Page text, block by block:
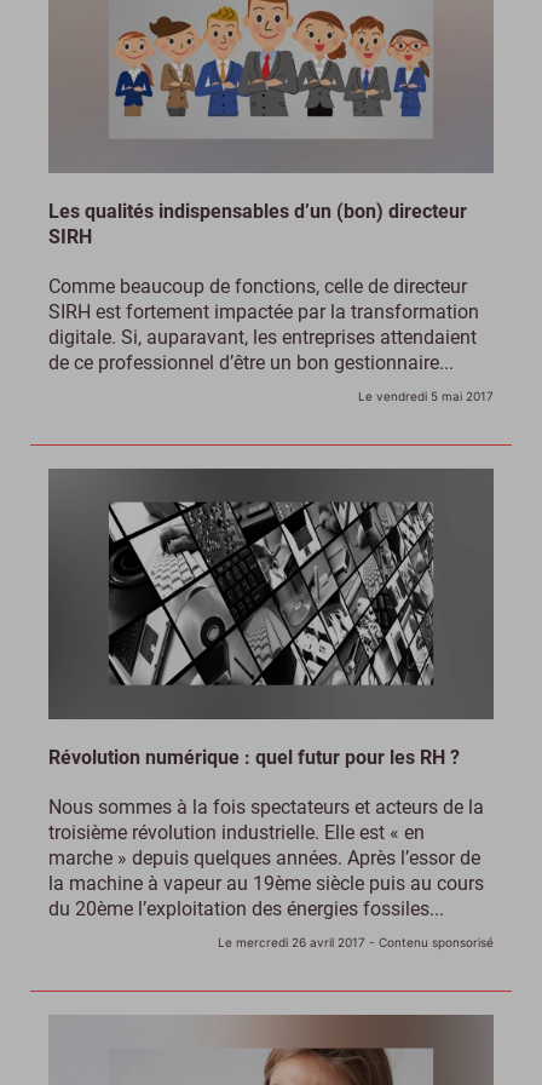
Les qualités indispensables d’un (bon) directeur
SIRH
Comme beaucoup de fonctions, celle de directeur
SIRH est fortement impactée par la transformation
digitale. Si, auparavant, les entreprises attendaient
de ce professionnel d’être un bon gestionnaire...
Le vendredi 5 mai 2017
Révolution numérique : quel futur pour les RH ?
Nous sommes à la fois spectateurs et acteurs de la
troisième révolution industrielle. Elle est « en
marche » depuis quelques années. Après l’essor de
la machine à vapeur au 19ème siècle puis au cours
du 20ème l’exploitation des énergies fossiles...
Le mercredi 26 avril 2017 - Contenu sponsorisé